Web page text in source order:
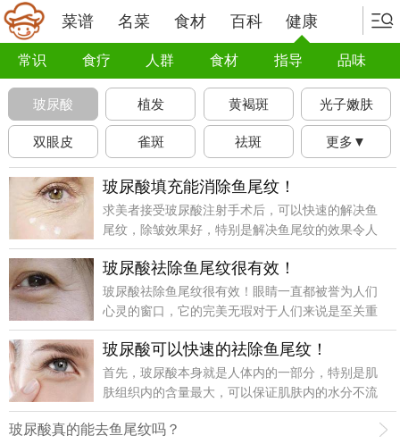
菜谱 名菜 食材 百科 健康
常识 食疗 人群 食材 指导 品味
玻尿酸 植发 黄褐斑 光子嫩肤
双眼皮 雀斑 祛斑 更多▼
玻尿酸填充能消除鱼尾纹！
求美者接受玻尿酸注射手术后，可以快速的解决鱼
尾纹，除皱效果好，特别是解决鱼尾纹的效果令人
满意，相关的注意事项&。
玻尿酸祛除鱼尾纹很有效！
玻尿酸祛除鱼尾纹很有效！眼睛一直都被誉为人们
心灵的窗口，它的完美无瑕对于人们来说是至关重
要的！为了确保玻尿酸注射祛除鱼尾纹的效果达到
最佳的状态，在这里建议大家及时的接受玻
玻尿酸可以快速的祛除鱼尾纹！
首先，玻尿酸本身就是人体内的一部分，特别是肌
肤组织内的含量最大，可以保证肌肤内的水分不流
失，填充真皮层厚度，让肌肤处于水润的弹性状
态。
玻尿酸真的能去鱼尾纹吗？